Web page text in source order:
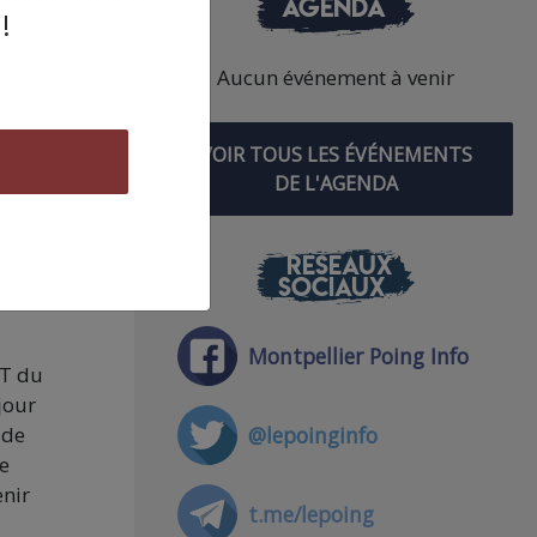
du
Aucun événement à venir
VOIR TOUS LES ÉVÉNEMENTS
DE L'AGENDA
RÉSEAUX
SOCIAUX
Montpellier Poing Info
@lepoinginfo
t.me/lepoing